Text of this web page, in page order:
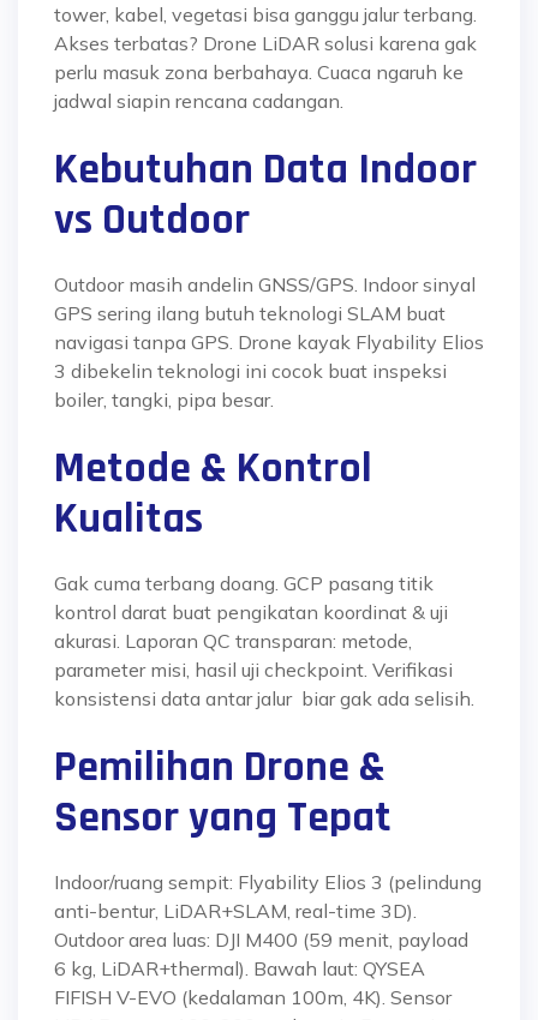
tower, kabel, vegetasi bisa ganggu jalur terbang.
Akses terbatas? Drone LiDAR solusi karena gak
perlu masuk zona berbahaya. Cuaca ngaruh ke
jadwal siapin rencana cadangan.
Kebutuhan Data Indoor
vs Outdoor
Outdoor masih andelin GNSS/GPS. Indoor sinyal
GPS sering ilang butuh teknologi SLAM buat
navigasi tanpa GPS. Drone kayak Flyability Elios
3 dibekelin teknologi ini cocok buat inspeksi
boiler, tangki, pipa besar.
Metode & Kontrol
Kualitas
Gak cuma terbang doang. GCP pasang titik
kontrol darat buat pengikatan koordinat & uji
akurasi. Laporan QC transparan: metode,
parameter misi, hasil uji checkpoint. Verifikasi
konsistensi data antar jalur biar gak ada selisih.
Pemilihan Drone &
Sensor yang Tepat
Indoor/ruang sempit: Flyability Elios 3 (pelindung
anti-bentur, LiDAR+SLAM, real-time 3D).
Outdoor area luas: DJI M400 (59 menit, payload
6 kg, LiDAR+thermal). Bawah laut: QYSEA
FIFISH V-EVO (kedalaman 100m, 4K). Sensor